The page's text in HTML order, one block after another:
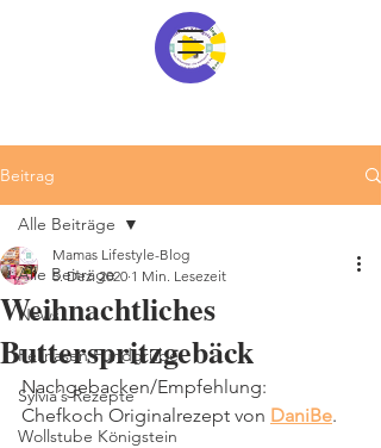
Beitrag
Alle Beiträge
News
Fellnasen Fundgrube
Sylvia´s Rezepte
Wollstube Königstein
Alle Beiträge
Weihnachtliches
Butterspritzgebäck
Mamas Lifestyle-Blog
5. Dez. 2020 1 Min. Lesezeit
Nachgebacken/Empfehlung:
Chefkoch Originalrezept von DaniBe.